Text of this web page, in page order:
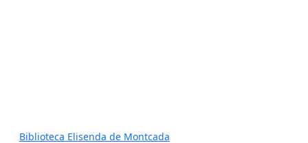
Biblioteca Elisenda de Montcada